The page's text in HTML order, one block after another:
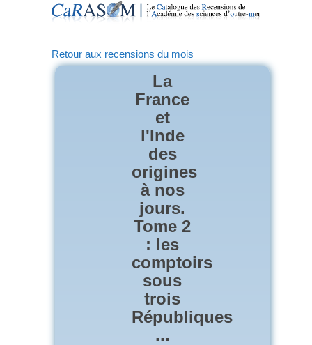
Retour aux recensions du mois
La
France
et
l'Inde
des
origines
à nos
jours.
Tome 2
: les
comptoirs
sous
trois
Républiques
...